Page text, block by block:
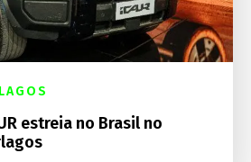
estreia no Brasil no